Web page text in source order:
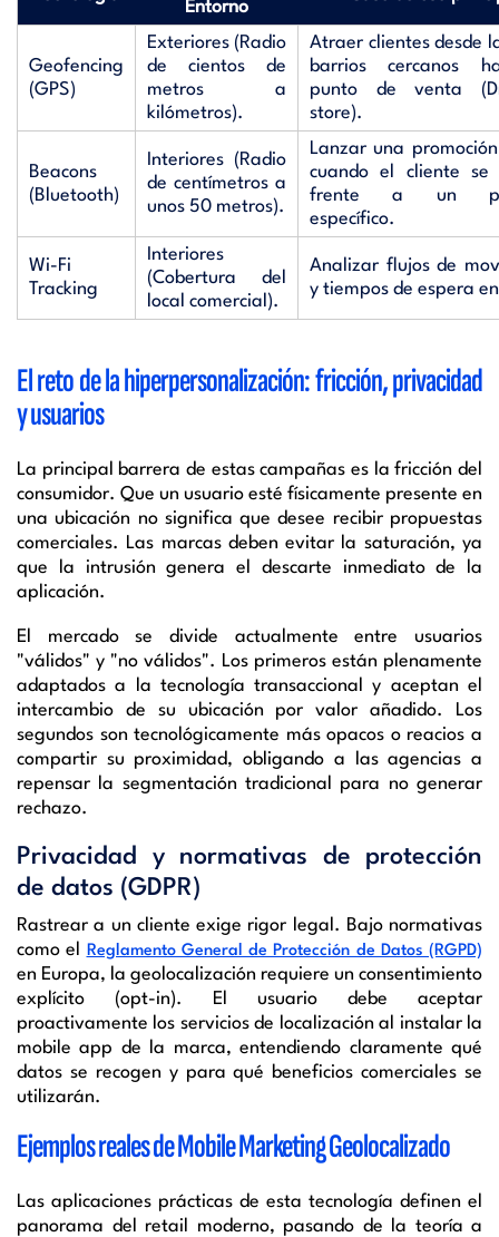
Entorno
Geofencing
(GPS)
Exteriores (Radio
de cientos de
metros a
kilómetros).
Atraer clientes desde
barrios cercanos
punto de venta
store).
Beacons
(Bluetooth)
Interiores (Radio
de centímetros a
unos 50 metros).
Lanzar una
cuando el cliente se
frente a un
específico.
Wi-Fi
Tracking
Interiores
(Cobertura del
local comercial).
Analizar flujos de
y tiempos de espera
El reto de la hiperpersonalización: fricción, privacidad
y usuarios
La principal barrera de estas campañas es la fricción del
consumidor. Que un usuario esté físicamente presente en
una ubicación no significa que desee recibir propuestas
comerciales. Las marcas deben evitar la saturación, ya
que la intrusión genera el descarte inmediato de la
aplicación.
El mercado se divide actualmente entre usuarios
"válidos" y "no válidos". Los primeros están plenamente
adaptados a la tecnología transaccional y aceptan el
intercambio de su ubicación por valor añadido. Los
segundos son tecnológicamente más opacos o reacios a
compartir su proximidad, obligando a las agencias a
repensar la segmentación tradicional para no generar
rechazo.
Privacidad y normativas de protección
de datos (GDPR)
Rastrear a un cliente exige rigor legal. Bajo normativas
como el
Reglamento General de Protección de Datos (RGPD)
en Europa, la geolocalización requiere un consentimiento
explícito (opt-in). El usuario debe aceptar
proactivamente los servicios de localización al instalar la
mobile app de la marca, entendiendo claramente qué
datos se recogen y para qué beneficios comerciales se
utilizarán.
Ejemplos reales de Mobile Marketing Geolocalizado
Las aplicaciones prácticas de esta tecnología definen el
panorama del retail moderno, pasando de la teoría a